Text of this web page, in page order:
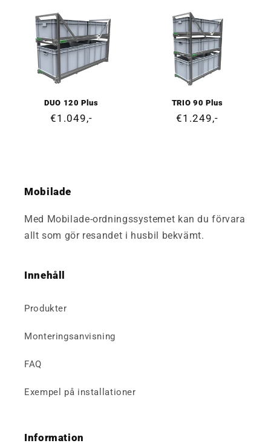
DUO 120 Plus
Ordinarie
€1.049,-
TRIO 90 Plus
Ordinarie
€1.249,-
Mobilade
Med Mobilade-ordningssystemet kan du förvara
allt som gör resandet i husbil bekvämt.
Innehåll
Produkter
Monteringsanvisning
FAQ
Exempel på installationer
Information